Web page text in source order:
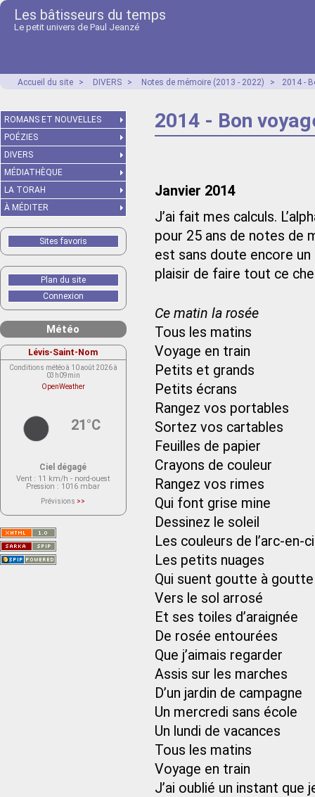
Les bâtisseurs du temps
Le petit univers de Paul Jeanzé
Accueil du site > DIVERS > Notes de mémoire (2013 - 2022) > 2014 -
2014 - Bon
Janvier 2014
J’ai fait mes calculs.
pour 25 ans de notes de
est sans doute encore un
plaisir de faire tout ce
Ce matin la rosée
Tous les matins
Voyage en train
Petits et grands
Petits écrans
Rangez vos portables
Sortez vos cartables
Feuilles de papier
Crayons de couleur
Rangez vos rimes
Qui font grise mine
Dessinez le soleil
Les couleurs de l’arc-en-
Les petits nuages
Qui suent goutte à goutte
Vers le sol arrosé
Et ses toiles d’araignée
De rosée entourées
Que j’aimais regarder
Assis sur les marches
D’un jardin de campagne
Un mercredi sans école
Un lundi de vacances
Tous les matins
Voyage en train
J’ai oublié un instant que
ROMANS ET NOUVELLES
POÉZIES
DIVERS
MÉDIATHÈQUE
LA TORAH
À MÉDITER
Sites favoris
Plan du site
Connexion
Météo
Lévis-Saint-Nom
Conditions météo à 10 août 2026 à
03h09min
OpenWeather
21°C
Ciel dégagé
Vent : 11 km/h - nord-ouest
Pression : 1016 mbar
Prévisions >>
actuellement aucune prévision
Saint-Nom.
Veuillez consulter le message du
service ci-dessous.
(401 - Invalid API key. Please see
https://openweathermap.org/faq#error401